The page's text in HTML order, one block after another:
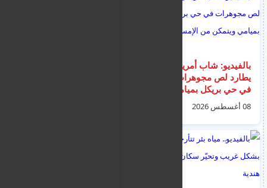
بالفيديو: شاب أمريكي
يطارد لص مجوهرات
في حي بريكل بميامي
ويتمكن من الإمساك به
08 أغسطس 2026